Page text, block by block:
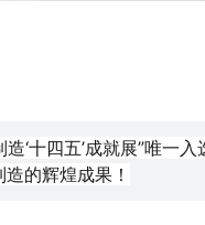
造‘十四五’成就展”唯一
的辉煌成果！